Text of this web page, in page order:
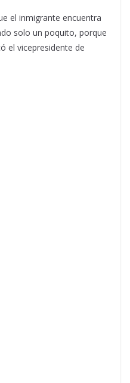
el inmigrante encuentra
solo un poquito, porque
el vicepresidente de